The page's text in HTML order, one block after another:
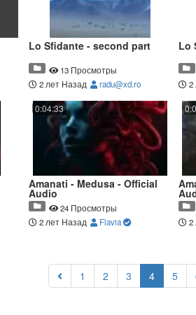
Lo Sfidante - second part
13 Просмотры
2 лет Назад
radu@xd.ro
Lo
2
0:04:33
Amanati - Medusa - Official
Audio
24 Просмотры
2 лет Назад
Flavia
2
1 2 3 4(current)
5